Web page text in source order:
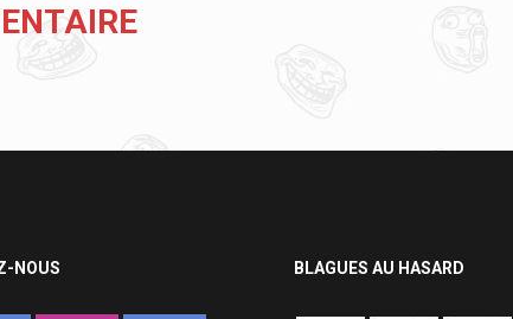
NOUS BLAGUES AU HASARD